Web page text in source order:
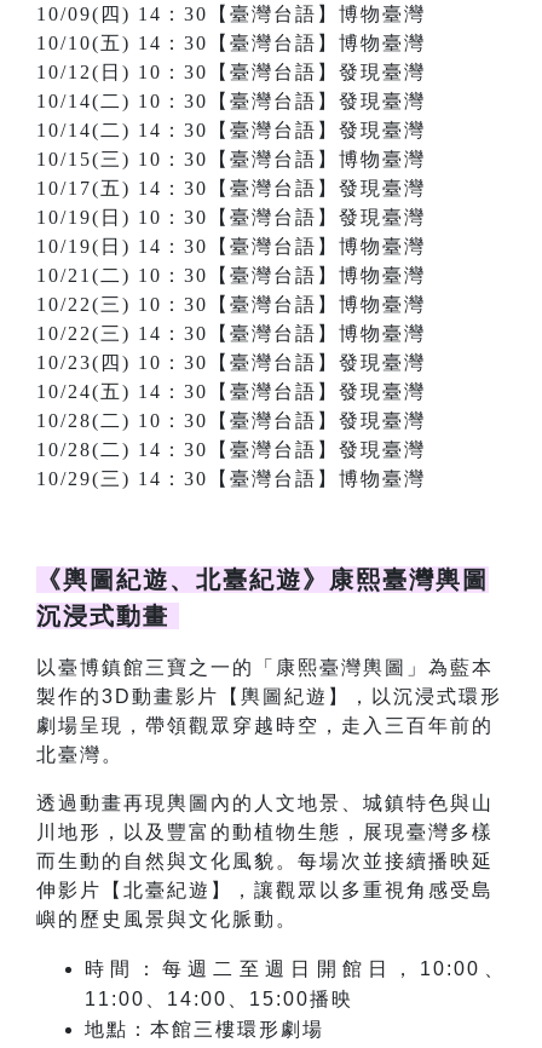
10/09(四) 14 ： 30【臺灣台語】博物臺灣
10/10(五) 14 ： 30【臺灣台語】博物臺灣
10/12(日) 10 ： 30【臺灣台語】發現臺灣
10/14(二) 10 ： 30【臺灣台語】發現臺灣
10/14(二) 14 ： 30【臺灣台語】發現臺灣
10/15(三) 10 ： 30【臺灣台語】博物臺灣
10/17(五) 14 ： 30【臺灣台語】發現臺灣
10/19(日) 10 ： 30【臺灣台語】發現臺灣
10/19(日) 14 ： 30【臺灣台語】博物臺灣
10/21(二) 10 ： 30【臺灣台語】博物臺灣
10/22(三) 10 ： 30【臺灣台語】博物臺灣
10/22(三) 14 ： 30【臺灣台語】博物臺灣
10/23(四) 10 ： 30【臺灣台語】發現臺灣
10/24(五) 14 ： 30【臺灣台語】發現臺灣
10/28(二) 10 ： 30【臺灣台語】發現臺灣
10/28(二) 14 ： 30【臺灣台語】發現臺灣
10/29(三) 14 ： 30【臺灣台語】博物臺灣
《輿圖紀遊、北臺紀遊》康熙臺灣輿圖
沉浸式動畫
以臺博鎮館三寶之一的「康熙臺灣輿圖」為藍本
製作的3D動畫影片【輿圖紀遊】，以沉浸式環形
劇場呈現，帶領觀眾穿越時空，走入三百年前的
北臺灣。
透過動畫再現輿圖內的人文地景、城鎮特色與山
川地形，以及豐富的動植物生態，展現臺灣多樣
而生動的自然與文化風貌。每場次並接續播映延
伸影片【北臺紀遊】，讓觀眾以多重視角感受島
嶼的歷史風景與文化脈動。
時間：每週二至週日開館日，10:00、
11:00、14:00、15:00播映
地點：本館三樓環形劇場